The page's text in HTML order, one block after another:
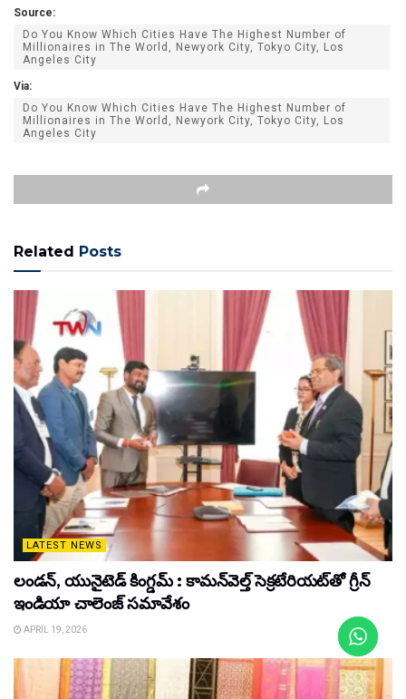
Source:
Do You Know Which Cities Have The Highest Number of
Millionaires in The World, Newyork City, Tokyo City, Los
Angeles City
Via:
Do You Know Which Cities Have The Highest Number of
Millionaires in The World, Newyork City, Tokyo City, Los
Angeles City
Related Posts
LATEST NEWS
లండన్, యునైటెడ్ కింగ్డమ్ : కామన్‌వెల్త్ సెక్రటేరియట్‌తో గ్రీన్
ఇండియా చాలెంజ్ సమావేశం
APRIL 19, 2026